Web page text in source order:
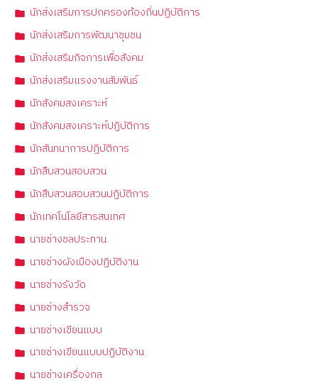
นักส่งเสริมการปกครองท้องถิ่นปฏิบัติการ
นักส่งเสริมการพัฒนาชุมชน
นักส่งเสริมกิจการเพื่อสังคม
นักส่งเสริมแรงงานสัมพันธ์
นักสังคมสงเคราะห์
นักสังคมสงเคราะห์ปฏิบัติการ
นักสันทนาการปฏิบัติการ
นักสืบสวนสอบสวน
นักสืบสวนสอบสวนปฏิบัติการ
นักเทคโนโลยีสารสนเทศ
นายช่างชลประทาน
นายช่างผังเมืองปฏิบัติงาน
นายช่างรังวัด
นายช่างสำรวจ
นายช่างเขียนแบบ
นายช่างเขียนแบบปฏิบัติงาน
นายช่างเครื่องกล